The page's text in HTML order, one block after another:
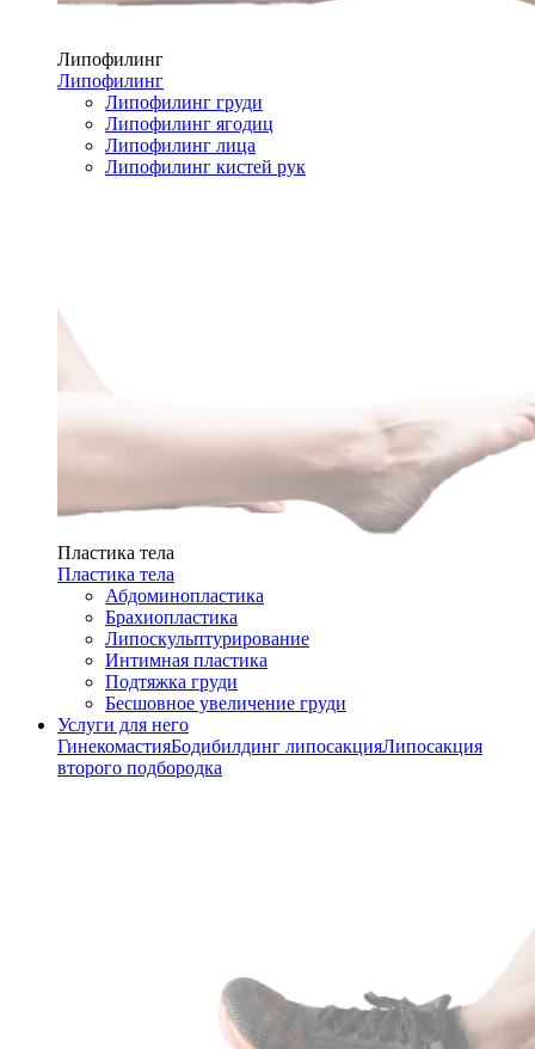
Липофилинг
Липофилинг
Липофилинг груди
Липофилинг ягодиц
Липофилинг лица
Липофилинг кистей рук
Пластика тела
Пластика тела
Абдоминопластика
Брахиопластика
Липоскульптурирование
Интимная пластика
Подтяжка груди
Бесшовное увеличение груди
Услуги для него
ГинекомастияБодибилдинг липосакцияЛипосакция
второго подбородка